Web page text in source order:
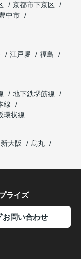
京都市下京区
豊中市
江戸堀
福島
地下鉄堺筋線
線
環状線
新大阪
烏丸
ライズ
お問い合わせ